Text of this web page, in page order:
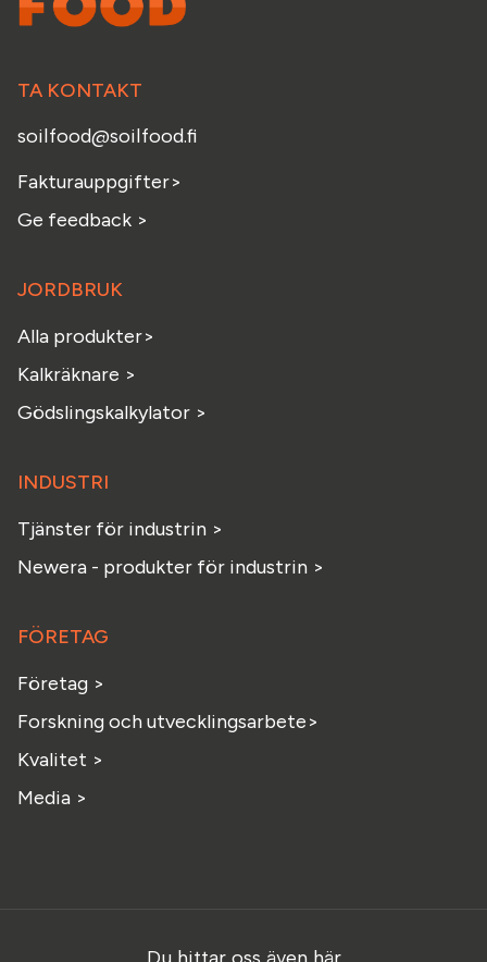
TA KONTAKT
soilfood@soilfood.fi
Fakturauppgifter>
Ge feedback >
JORDBRUK
Alla produkter>
Kalkräknare >
Gödslingskalkylator >
INDUSTRI
Tjänster för industrin >
Newera - produkter för industrin >
FÖRETAG
Företag >
Forskning och utvecklingsarbete>
Kvalitet >
Media >